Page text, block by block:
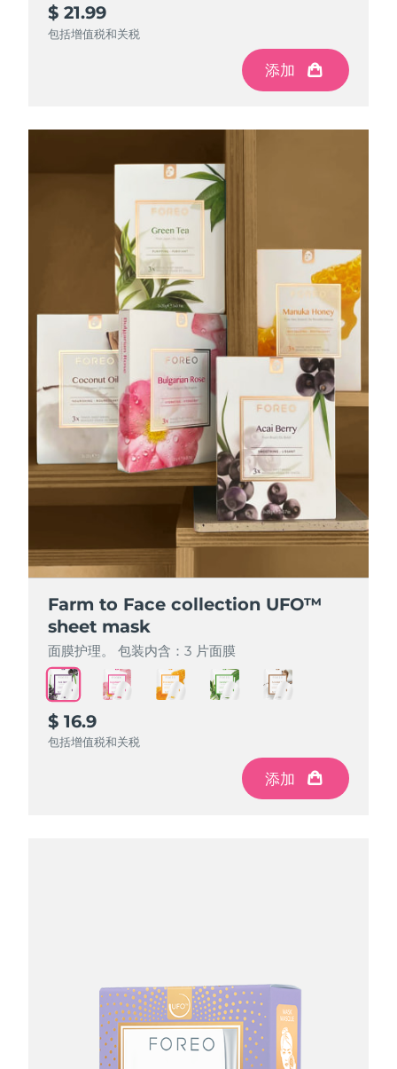
$ 21.99
包括增值税和关税
添加
$ 21.99
包括增值税和关税
添加
$ 21.99
包括增值税和关税
添加
$ 21.99
包括增值税和关税
添加
$ 21.99
包括增值税和关税
添加
Farm to Face collection UFO™
sheet mask
面膜护理。 包装内含：3 片面膜
$ 16.9
包括增值税和关税
添加
Farm to Face collection UFO™
sheet mask
面膜护理。 包装内含：3 片面膜
$ 16.9
包括增值税和关税
添加
Farm to Face collection UFO™
sheet mask
面膜护理。 包装内含：3 片面膜
$ 16.9
包括增值税和关税
添加
Farm to Face collection UFO™
sheet mask
面膜护理。 包装内含：3 片面膜
$ 16.9
包括增值税和关税
添加
Farm to Face collection UFO™
sheet mask
面膜护理。 包装内含：3 片面膜
$ 16.9
包括增值税和关税
添加